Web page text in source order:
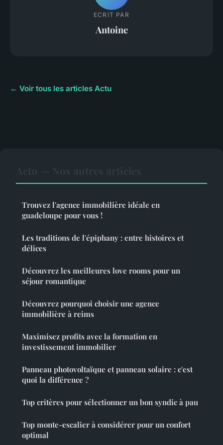
ECRIT PAR
Antoine
← Voir tous les articles Actu
Trouvez l'agence immobilière idéale en
guadeloupe pour vous !
Les traditions de l'épiphany : entre histoires et
délices
Découvrez les meilleures love rooms pour un
séjour romantique
Découvrez pourquoi choisir une agence
immobilière à reims
Maximisez profits avec la formation en
investissement immobilier
Panneau photovoltaïque et panneau solaire : c'est
quoi la différence ?
Top critères pour sélectionner un bon syndic à pau
Top monte-escalier à considérer pour un confort
optimal